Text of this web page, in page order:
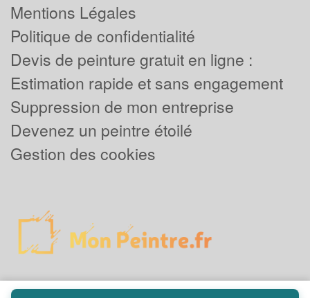
Mentions Légales
Politique de confidentialité
Devis de peinture gratuit en ligne :
Estimation rapide et sans engagement
Suppression de mon entreprise
Devenez un peintre étoilé
Gestion des cookies